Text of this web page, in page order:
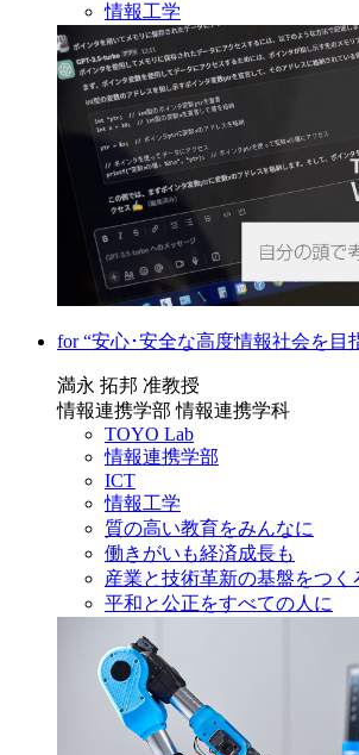
情報工学
for “安心･安全な高度情報社会を目
満永 拓邦 准教授
情報連携学部 情報連携学科
TOYO Lab
情報連携学部
ICT
情報工学
質の高い教育をみんなに
働きがいも経済成長も
産業と技術革新の基盤をつく
平和と公正をすべての人に